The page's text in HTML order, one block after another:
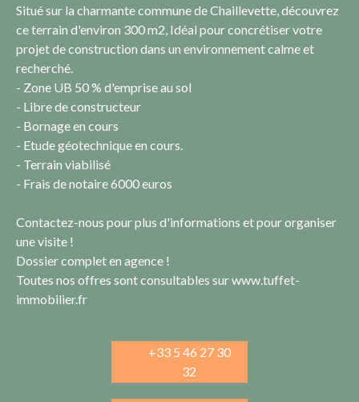
Situé sur la charmante commune de Chaillevette, découvrez
ce terrain d'environ 300 m2, Idéal pour concrétiser votre
projet de construction dans un environnement calme et
recherché.
- Zone UB 50 % d'emprise au sol
- Libre de constructeur
- Bornage en cours
- Etude géotechnique en cours.
- Terrain viabilisé
- Frais de notaire 6000 euros
Contactez-nous pour plus d'informations et pour organiser
une visite !
Dossier complet en agence !
Toutes nos offres sont consultables sur www.tuffet-
immobilier.fr
+33 5 46 27 30
32